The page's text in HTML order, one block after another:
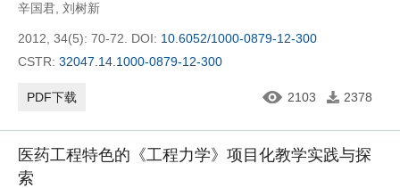
辛国君 刘树新
2012, 34(5): 70-72. DOI: 10.6052/1000-0879-12-300
CSTR: 32047.14.1000-0879-12-300
PDF下载 2103 2378
医药工程特色的《工程力学》项目化教学实践与探
索